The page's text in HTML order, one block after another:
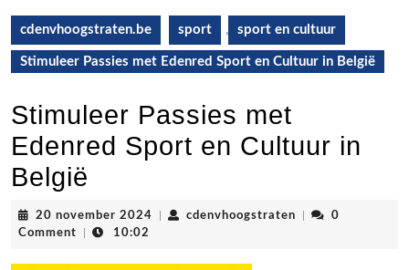
cdenvhoogstraten.be sport , sport en cultuur
Stimuleer Passies met Edenred Sport en Cultuur in België
Stimuleer Passies met
Edenred Sport en Cultuur in
België
20 november 2024 20
cdenvhoogstraten cdenvhoogstraten
0
Comment
10:02